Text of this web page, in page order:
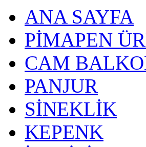
ANA SAYFA
PİMAPEN
CAM
PANJUR
SİNEKLİK
KEPENK